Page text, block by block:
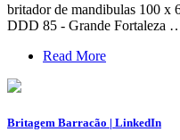
britador de mandibulas 100
DDD 85 - Grande Fortaleza
Read More
Britagem Barracão | LinkedIn